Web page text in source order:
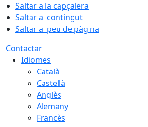
Saltar a la capçalera
Saltar al contingut
Saltar al peu de pàgina
Contactar
Idiomes
Català
Castellà
Anglès
Alemany
Francès